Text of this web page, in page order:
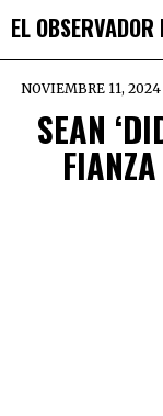
EL OBSERVADOR
NOVIEMBRE 11, 2024
SEAN